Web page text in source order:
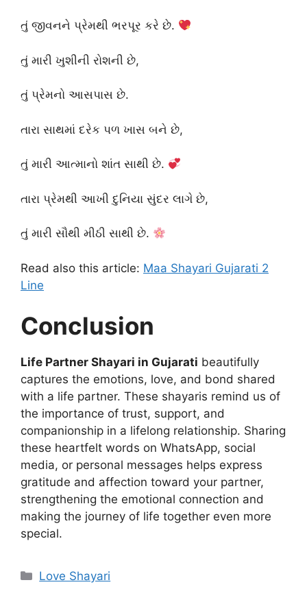
તું જીવનને પ્રેમથી ભરપૂર કરે છે.
તું મારી ખુશીની રોશની છે,
તું પ્રેમનો આસપાસ છે.
તારા સાથમાં દરેક પળ ખાસ બને છે,
તું મારી આત્માનો શાંત સાથી છે.
તારા પ્રેમથી આખી દુનિયા સુંદર લાગે છે,
તું મારી સૌથી મીઠી સાથી છે.
Read also this article: Maa Shayari Gujarati 2
Line
Conclusion
Life Partner Shayari in Gujarati beautifully
captures the emotions, love, and bond shared
with a life partner. These shayaris remind us of
the importance of trust, support, and
companionship in a lifelong relationship. Sharing
these heartfelt words on WhatsApp, social
media, or personal messages helps express
gratitude and affection toward your partner,
strengthening the emotional connection and
making the journey of life together even more
special.
Categories
Love Shayari